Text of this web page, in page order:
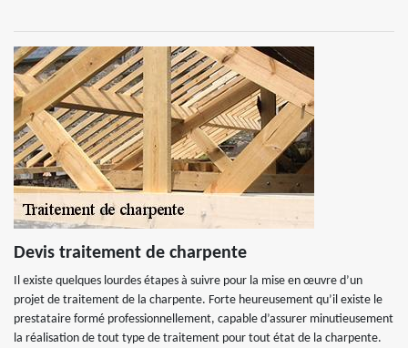
Devis traitement de charpente
Il existe quelques lourdes étapes à suivre pour la mise en œuvre d’un
projet de traitement de la charpente. Forte heureusement qu’il existe le
prestataire formé professionnellement, capable d’assurer minutieusement
la réalisation de tout type de traitement pour tout état de la charpente.